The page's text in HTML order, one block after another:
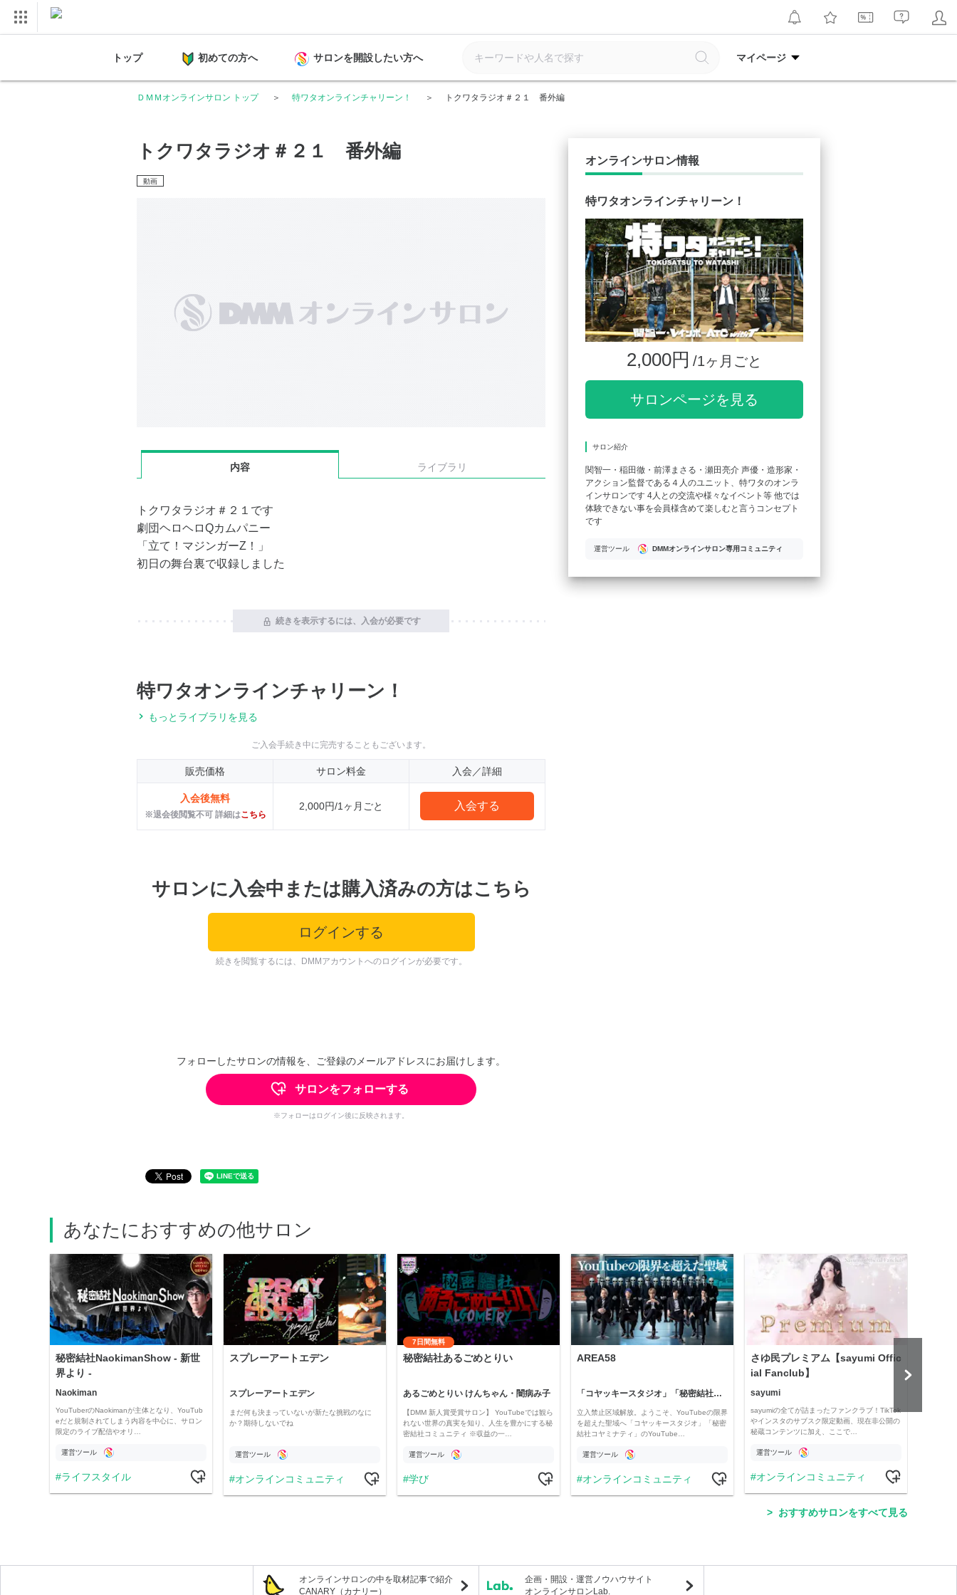
トップ 初めての方へ サロンを開設したい方へ マイページ
ＤＭＭオンラインサロン トップ 特ワタオンラインチャリーン！ トクワタラジオ＃２１ 番外編
トクワタラジオ＃２１ 番外編
動画
内容 ライブラリ
トクワタラジオ＃２１です
劇団ヘロヘロQカムパニー
「立て！マジンガーZ！」
初日の舞台裏で収録しました
続きを表示するには、入会が必要です
特ワタオンラインチャリーン！
もっとライブラリを見る
ご入会手続き中に完売することもございます。
販売価格 サロン料金 入会／詳細
入会後無料
※退会後閲覧不可 詳細はこちら
2,000円/1ヶ月ごと 入会する
サロンに入会中または購入済みの方はこちら
ログインする
続きを閲覧するには、DMMアカウントへのログインが必要です。
フォローしたサロンの情報を、ご登録のメールアドレスにお届けします。
サロンをフォローする
※フォローはログイン後に反映されます。
オンラインサロン情報
特ワタオンラインチャリーン！
2,000円 /1ヶ月ごと
サロンページを見る
サロン紹介
関智一・稲田徹・前澤まさる・瀬田亮介 声優・造形家・
アクション監督である４人のユニット、特ワタのオンラ
インサロンです 4人との交流や様々なイベント等 他では
体験できない事を会員様含めて楽しむと言うコンセプト
です
運営ツール DMMオンラインサロン専用コミュニティ
あなたにおすすめの他サロン
秘密結社NaokimanShow - 新世
界より -
Naokiman
YouTuberのNaokimanが主体となり、YouTub
eだと規制されてしまう内容を中心に、サロン
限定のライブ配信やオリ…
運営ツール
ライフスタイル
スプレーアートエデン
スプレーアートエデン
まだ何も決まっていないが新たな挑戦のなに
か？期待しないでね
運営ツール
オンラインコミュニティ
7日間無料
秘密結社あるごめとりい
あるごめとりい けんちゃん・闇病み子
【DMM 新人賞受賞サロン】 YouTubeでは観ら
れない世界の真実を知り、人生を豊かにする秘
密結社コミュニティ ※収益の一…
運営ツール
学び
AREA58
「コヤッキースタジオ」「秘密結社コヤミナティ」
立入禁止区域解放。ようこそ、YouTubeの限界
を超えた聖域へ「コヤッキースタジオ」「秘密
結社コヤミナティ」のYouTube…
運営ツール
オンラインコミュニティ
さゆ民プレミアム【sayumi Offic
ial Fanclub】
sayumi
sayumiの全てが詰まったファンクラブ！TikTok
やインスタのサブスク限定動画、現在非公開の
秘蔵コンテンツに加え、ここで…
運営ツール
オンラインコミュニティ
おすすめサロンをすべて見る
オンラインサロンの中を取材記事で紹介
CANARY（カナリー）
企画・開設・運営ノウハウサイト
オンラインサロンLab.